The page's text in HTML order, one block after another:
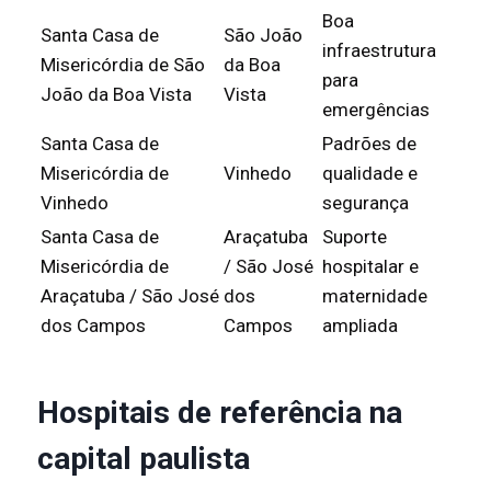
Santa Casa de
Misericórdia de São
João da Boa Vista
São João
da Boa
Vista
Boa
infraestrutura
para
emergências
Santa Casa de
Misericórdia de
Vinhedo
Vinhedo
Padrões de
qualidade e
segurança
Santa Casa de
Misericórdia de
Araçatuba / São José
dos Campos
Araçatuba
/ São José
dos
Campos
Suporte
hospitalar e
maternidade
ampliada
Hospitais de referência na
capital paulista